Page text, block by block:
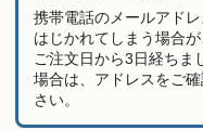
携帯電話のメールアド
はじかれてしまう場合が
ご注文日から3日経ちま
場合は、アドレスをご
さい。